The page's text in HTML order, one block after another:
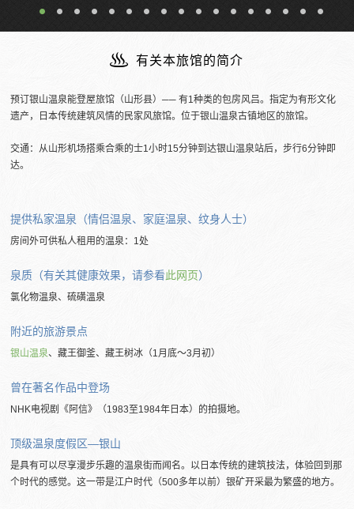
有关本旅馆的简介
预订银山温泉能登屋旅馆（山形县）── 有1种类的包房风吕。指定为有形文化
遗产，日本传统建筑风情的民家风旅馆。位于银山温泉古镇地区的旅馆。
交通：从山形机场搭乘合乘的士1小时15分钟到达银山温泉站后，步行6分钟即
达。
提供私家温泉（情侣温泉、家庭温泉、纹身人士）
房间外可供私人租用的温泉：1处
泉质（有关其健康效果，请参看此网页）
氯化物温泉、硫磺溫泉
附近的旅游景点
银山温泉、藏王御釜、藏王树冰（1月底～3月初）
曾在著名作品中登场
NHK电视剧《阿信》（1983至1984年日本）的拍摄地。
顶级温泉度假区―银山
是具有可以尽享漫步乐趣的温泉街而闻名。以日本传统的建筑技法，体验回到那
个时代的感觉。这一带是江户时代（500多年以前）银矿开采最为繁盛的地方。